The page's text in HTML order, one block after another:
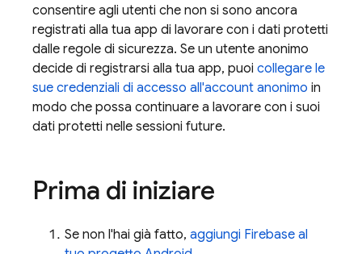
consentire agli utenti che non si sono ancora
registrati alla tua app di lavorare con i dati protetti
dalle regole di sicurezza. Se un utente anonimo
decide di registrarsi alla tua app, puoi collegare le
sue credenziali di accesso all'account anonimo in
modo che possa continuare a lavorare con i suoi
dati protetti nelle sessioni future.
Prima di iniziare
Se non l'hai già fatto, aggiungi Firebase al